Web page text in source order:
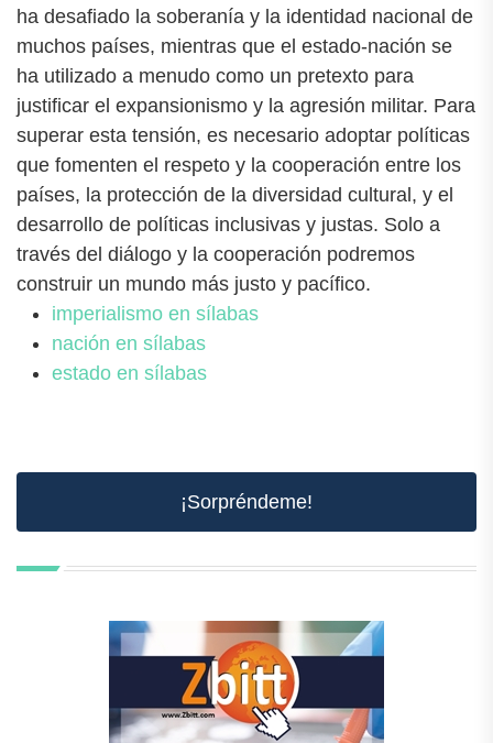
ha desafiado la soberanía y la identidad nacional de
muchos países, mientras que el estado-nación se
ha utilizado a menudo como un pretexto para
justificar el expansionismo y la agresión militar. Para
superar esta tensión, es necesario adoptar políticas
que fomenten el respeto y la cooperación entre los
países, la protección de la diversidad cultural, y el
desarrollo de políticas inclusivas y justas. Solo a
través del diálogo y la cooperación podremos
construir un mundo más justo y pacífico.
imperialismo en sílabas
nación en sílabas
estado en sílabas
¡Sorpréndeme!